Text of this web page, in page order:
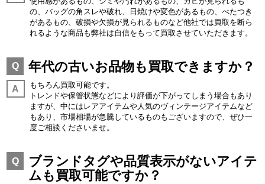
の、バッグの角スレや破れ、日焼けや変色があるもの、べたつき
があるもの、破損や欠損が見られるものなど他社では買取を断ら
れるような商品も弊社は自信をもって買取させていただきます。
Q 年代の古いお品物も買取できますか？
A
もちろん買取可能です。
トレンドや保管状態などにより評価が下がってしまう場合もあり
ますが、中にはレアアイテムや人気のヴィンテージアイテムなど
もあり、市場相場が急騰しているものもございますので、ぜひ一
度ご相談くださいませ。
Q
ブランドタグや品質表示がないアイテ
ムも買取可能ですか？